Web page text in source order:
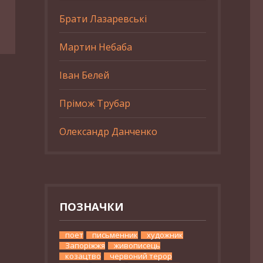
Брати Лазаревські
Мартин Небаба
Іван Белей
Прімож Трубар
Олександр Данченко
ПОЗНАЧКИ
поет письменник
художник
Запоріжжя
живописець
козацтво
червоний терор